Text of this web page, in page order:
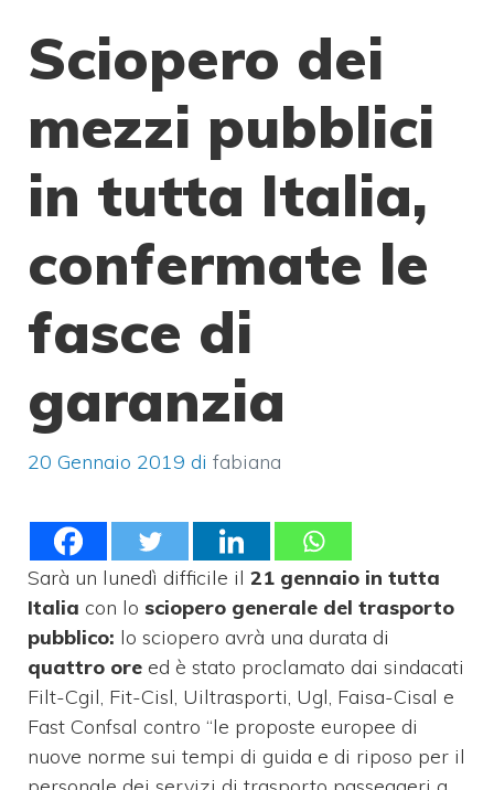
Sciopero dei
mezzi pubblici
in tutta Italia,
confermate le
fasce di
garanzia
20 Gennaio 2019 di fabiana
Sarà un lunedì difficile il 21 gennaio in tutta
Italia con lo sciopero generale del trasporto
pubblico: lo sciopero avrà una durata di
quattro ore ed è stato proclamato dai sindacati
Filt-Cgil, Fit-Cisl, Uiltrasporti, Ugl, Faisa-Cisal e
Fast Confsal contro “le proposte europee di
nuove norme sui tempi di guida e di riposo per il